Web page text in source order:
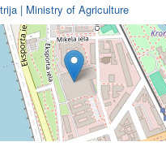
| Ministry of Agriculture